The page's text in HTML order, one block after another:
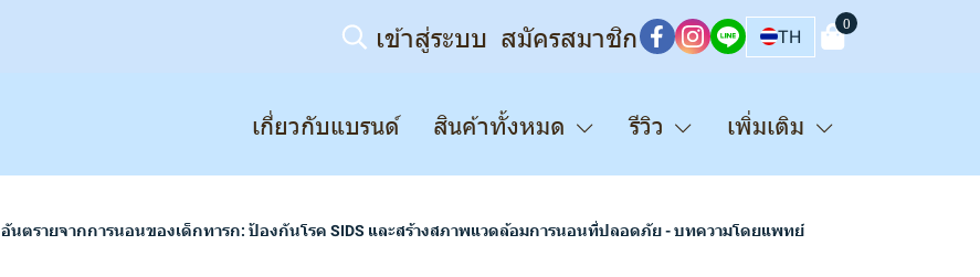
เข้าสู่ระบบ สมัครสมาชิก TH
0
เกี่ยวกับแบรนด์ สินค้าทั้งหมด รีวิว เพิ่มเติม
อันตรายจากการนอนของเด็กทารก: ป้องกันโรค SIDS และสร้างสภาพแวดล้อมการนอนที่ปลอดภัย - บทความโดยแพทย์